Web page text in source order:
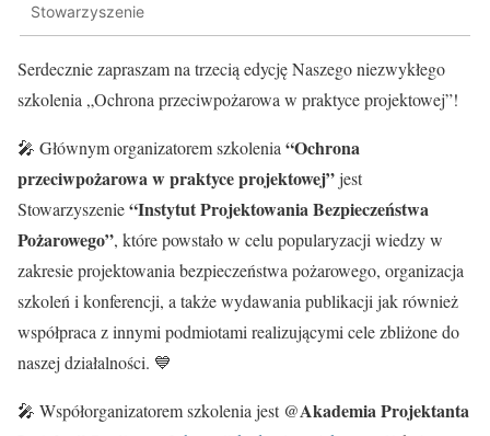
Stowarzyszenie
Serdecznie zapraszam na trzecią edycję Naszego niezwykłego
szkolenia „Ochrona przeciwpożarowa w praktyce projektowej”!
🎤 Głównym organizatorem szkolenia “Ochrona
przeciwpożarowa w praktyce projektowej”jest
Stowarzyszenie“Instytut Projektowania Bezpieczeństwa
Pożarowego”, które powstało w celu popularyzacji wiedzy w
zakresie projektowania bezpieczeństwa pożarowego, organizacja
szkoleń i konferencji, a także wydawania publikacji jak również
współpraca z innymi podmiotami realizującymi cele zbliżone do
naszej działalności. 💙
🎤 Współorganizatorem szkolenia jest @Akademia Projektanta